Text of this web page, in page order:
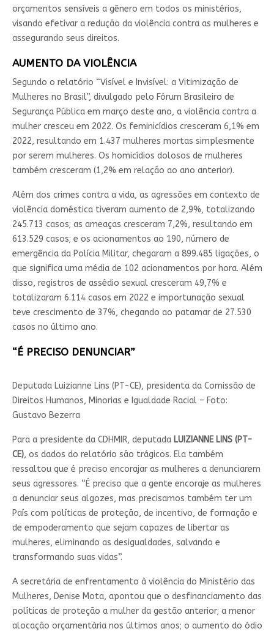
orçamentos sensíveis a gênero em todos os ministérios,
visando efetivar a redução da violência contra as mulheres e
assegurando seus direitos.
AUMENTO DA VIOLÊNCIA
Segundo o relatório “Visível e Invisível: a Vitimização de
Mulheres no Brasil”, divulgado pelo Fórum Brasileiro de
Segurança Pública em março deste ano, a violência contra a
mulher cresceu em 2022. Os feminicídios cresceram 6,1% em
2022, resultando em 1.437 mulheres mortas simplesmente
por serem mulheres. Os homicídios dolosos de mulheres
também cresceram (1,2% em relação ao ano anterior).
Além dos crimes contra a vida, as agressões em contexto de
violência doméstica tiveram aumento de 2,9%, totalizando
245.713 casos; as ameaças cresceram 7,2%, resultando em
613.529 casos; e os acionamentos ao 190, número de
emergência da Polícia Militar, chegaram a 899.485 ligações, o
que significa uma média de 102 acionamentos por hora. Além
disso, registros de assédio sexual cresceram 49,7% e
totalizaram 6.114 casos em 2022 e importunação sexual
teve crescimento de 37%, chegando ao patamar de 27.530
casos no último ano.
“É PRECISO DENUNCIAR”
Deputada Luizianne Lins (PT-CE), presidenta da Comissão de
Direitos Humanos, Minorias e Igualdade Racial – Foto:
Gustavo Bezerra
Para a presidente da CDHMIR, deputada LUIZIANNE LINS (PT-
CE), os dados do relatório são trágicos. Ela também
ressaltou que é preciso encorajar as mulheres a denunciarem
seus agressores. “É preciso que a gente encoraje as mulheres
a denunciar seus algozes, mas precisamos também ter um
País com políticas de proteção, de incentivo, de formação e
de empoderamento que sejam capazes de libertar as
mulheres, eliminando as desigualdades, salvando e
transformando suas vidas”.
A secretária de enfrentamento à violência do Ministério das
Mulheres, Denise Mota, apontou que o desfinanciamento das
políticas de proteção a mulher da gestão anterior; a menor
alocação orçamentária nos últimos anos; o aumento do ódio